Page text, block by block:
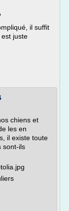
il suffit
juste
chiens et
les en
il existe toute
sont-ils